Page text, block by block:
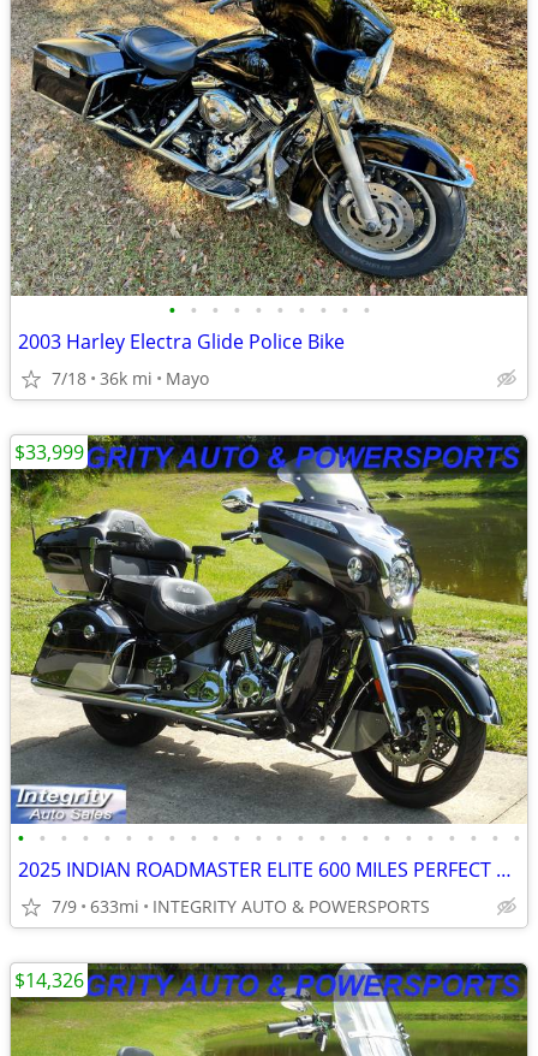
• • • • • • • • • •
2003 Harley Electra Glide Police Bike
7/18 36k mi Mayo
• • • • • • • • • • • • • • • • • • • • • • • •
2025 INDIAN ROADMASTER ELITE 600 MILES PERFECT FULL WARRANTY NO BS FEE
7/9 633mi INTEGRITY AUTO & POWERSPORTS
$33,999
$14,326